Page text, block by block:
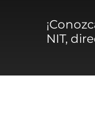
NIT,